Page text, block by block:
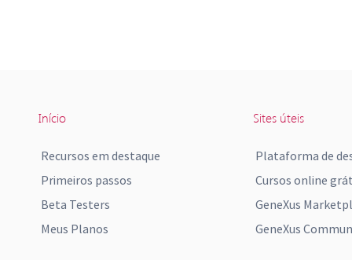
Início
Recursos em destaque
Primeiros passos
Beta Testers
Meus Planos
Sites úteis
Plataforma de
Cursos online
GeneXus
GeneXus